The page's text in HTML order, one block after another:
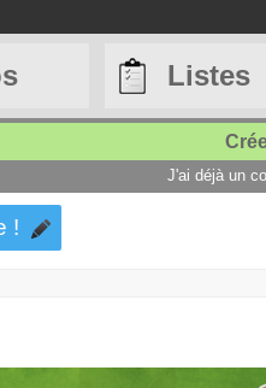
Listes
J'ai déjà un
!